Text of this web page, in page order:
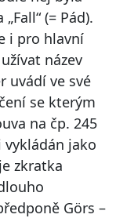
(= Pád).
i pro hlavní
název
uvádí ve své
se kterým
na čp. 245
vykládán jako
zkratka
Görs –